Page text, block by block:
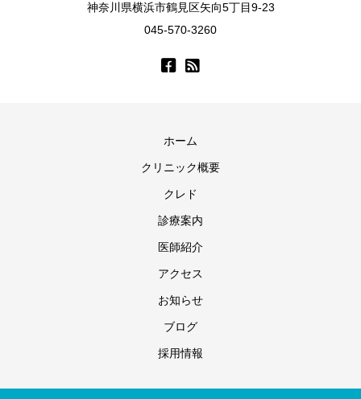
神奈川県横浜市鶴見区矢向5丁目9-23
045-570-3260
ホーム
クリニック概要
クレド
診療案内
医師紹介
アクセス
お知らせ
ブログ
採用情報